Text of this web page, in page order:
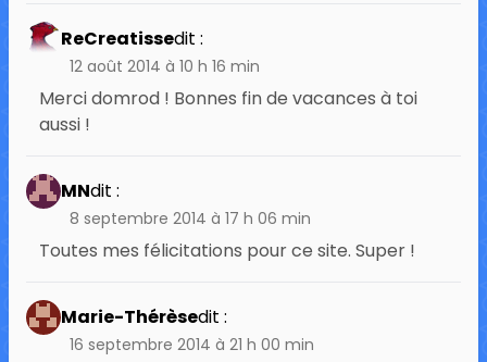
ReCreatissedit :
12 août 2014 à 10 h 16 min
Merci domrod ! Bonnes fin de vacances à toi
aussi !
MNdit :
8 septembre 2014 à 17 h 06 min
Toutes mes félicitations pour ce site. Super !
Marie-Thérèsedit :
16 septembre 2014 à 21 h 00 min